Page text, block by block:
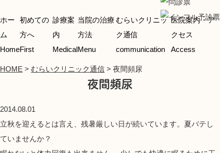
ホー
ム
Home
初めての
方へ
First
診療案
内
Medical
当院の治療
方法
Menu
むらいクリニッ
ク通信
communication
医院案内・ア
クセス
Access
HOME > むらいクリニック通信 > 夜間頻尿
夜間頻尿
2014.08.01
立秋を迎えるとは言え、残暑厳しい日が続いています。夏バテし
ていませんか？